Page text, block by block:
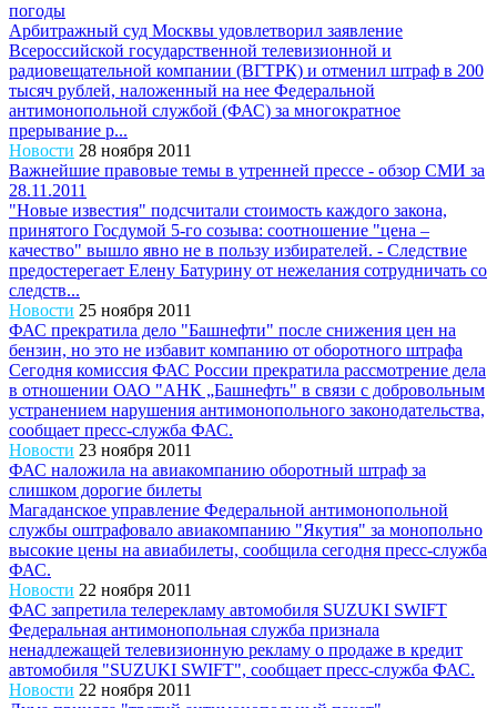
погоды
Арбитражный суд Москвы удовлетворил заявление
Всероссийской государственной телевизионной и
радиовещательной компании (ВГТРК) и отменил штраф в 200
тысяч рублей, наложенный на нее Федеральной
антимонопольной службой (ФАС) за многократное
прерывание р...
Новости 28 ноября 2011
Важнейшие правовые темы в утренней прессе - обзор СМИ за
28.11.2011
"Новые известия" подсчитали стоимость каждого закона,
принятого Госдумой 5-го созыва: соотношение "цена –
качество" вышло явно не в пользу избирателей. - Следствие
предостерегает Елену Батурину от нежелания сотрудничать со
следств...
Новости 25 ноября 2011
ФАС прекратила дело "Башнефти" после снижения цен на
бензин, но это не избавит компанию от оборотного штрафа
Сегодня комиссия ФАС России прекратила рассмотрение дела
в отношении ОАО "АНК „Башнефть" в связи с добровольным
устранением нарушения антимонопольного законодательства,
сообщает пресс-служба ФАС.
Новости 23 ноября 2011
ФАС наложила на авиакомпанию оборотный штраф за
слишком дорогие билеты
Магаданское управление Федеральной антимонопольной
службы оштрафовало авиакомпанию "Якутия" за монопольно
высокие цены на авиабилеты, сообщила сегодня пресс-служба
ФАС.
Новости 22 ноября 2011
ФАС запретила телерекламу автомобиля SUZUKI SWIFT
Федеральная антимонопольная служба признала
ненадлежащей телевизионную рекламу о продаже в кредит
автомобиля "SUZUKI SWIFT", сообщает пресс-служба ФАС.
Новости 22 ноября 2011